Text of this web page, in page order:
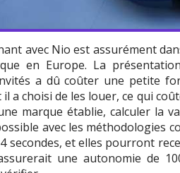
avec Nio est assurément
en Europe. La
a dû coûter une petite
il a choisi de les louer, ce qui
marque établie, calculer la
avec les méthodologies
secondes, et elles pourront
une autonomie de